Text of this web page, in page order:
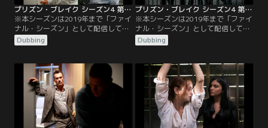
プリズン・ブレイク シーズン4 第05話／吹替
※本シーズンは2019年まで「ファイ
ナル・シーズン」として配信してい
ました／吹替／第05話 金庫破り／マ
イケルは、次のカードキーを財務省
ティーバッグを捜す。ワイアットは
グレッチェンと個人的な話をする。
Dubbing
プリズン・ブレイク シーズン4 第06話／吹替
※本シーズンは2019年まで「ファイ
ナル・シーズン」として配信してい
ました／吹替／第06話 チームプレー
／マイケルと仲間達はカードキー所
ホーンは貴重なものを持ったまま捕
まってしまう。グレッチェンは家族
との再会を果たし、セルフはワイア
ットの監視下に入る。ティーバッグ
はウィスラーの暗号を解き始める。
Dubbing